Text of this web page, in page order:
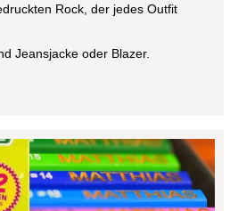
Rock, der jedes Outfit
Jeansjacke oder Blazer.